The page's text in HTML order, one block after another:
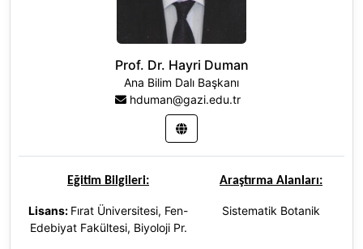
Prof. Dr. Hayri Duman
Ana Bilim Dalı Başkanı
hduman@gazi.edu.tr
Eğitim Bilgileri: Araştırma Alanları:
Lisans: Fırat Üniversitesi, Fen-
Edebiyat Fakültesi, Biyoloji Pr.
Sistematik Botanik